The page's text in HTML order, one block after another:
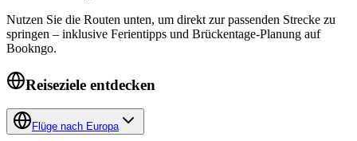
Nutzen Sie die Routen unten, um direkt zur passenden Strecke zu
springen – inklusive Ferientipps und Brückentage-Planung auf
Bookngo.
Reiseziele entdecken
Flüge nach Europa